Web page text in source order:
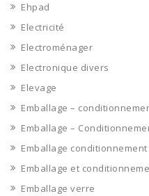
Ehpad
Electricité
Electroménager
Electronique divers
Elevage
Emballage –
Emballage –
Emballage
Emballage et
Emballage verre